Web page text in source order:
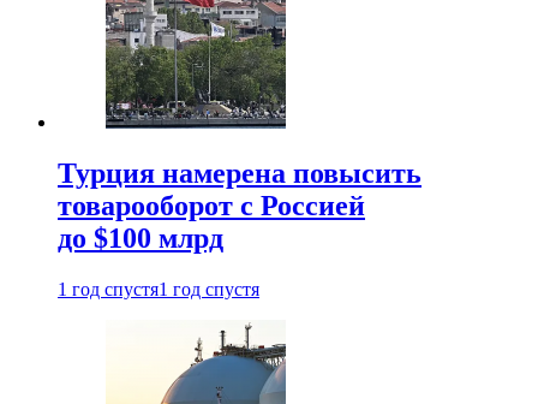
Турция намерена повысить
товарооборот с Россией
до $100 млрд
1 год спустя1 год спустя